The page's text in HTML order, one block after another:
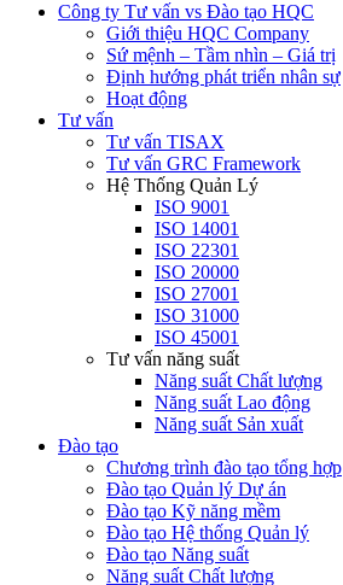
Công ty Tư vấn vs Đào tạo HQC
Giới thiệu HQC Company
Sứ mệnh – Tầm nhìn – Giá trị
Định hướng phát triển nhân sự
Hoạt động
Tư vấn
Tư vấn TISAX
Tư vấn GRC Framework
Hệ Thống Quản Lý
ISO 9001
ISO 14001
ISO 22301
ISO 20000
ISO 27001
ISO 31000
ISO 45001
Tư vấn năng suất
Năng suất Chất lượng
Năng suất Lao động
Năng suất Sản xuất
Đào tạo
Chương trình đào tạo tổng hợp
Đào tạo Quản lý Dự án
Đào tạo Kỹ năng mềm
Đào tạo Hệ thống Quản lý
Đào tạo Năng suất
Năng suất Chất lượng